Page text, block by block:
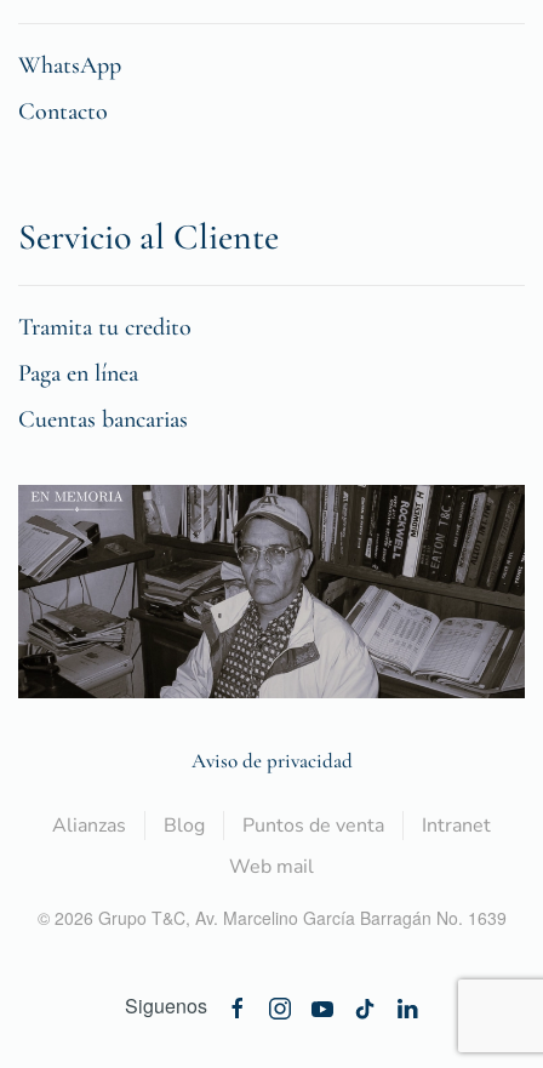
WhatsApp
Contacto
Servicio al Cliente
Tramita tu credito
Paga en línea
Cuentas bancarias
Aviso de privacidad
Alianzas Blog Puntos de venta
Intranet
Web mail
© 2026 Grupo T&C, Av. Marcelino García Barragán No. 1639
Siguenos